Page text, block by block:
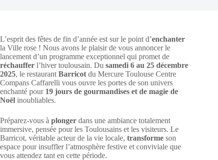
L’esprit des fêtes de fin d’année est sur le point d’enchanter
la Ville rose ! Nous avons le plaisir de vous annoncer le
lancement d’un programme exceptionnel qui promet de
réchauffer l’hiver toulousain. Du samedi 6 au 25 décembre
2025, le restaurant Barricot du Mercure Toulouse Centre
Compans Caffarelli vous ouvre les portes de son univers
enchanté pour 19 jours de gourmandises et de magie de
Noël inoubliables.
Préparez-vous à plonger dans une ambiance totalement
immersive, pensée pour les Toulousains et les visiteurs. Le
Barricot, véritable acteur de la vie locale, transforme son
espace pour insuffler l’atmosphère festive et conviviale que
vous attendez tant en cette période.